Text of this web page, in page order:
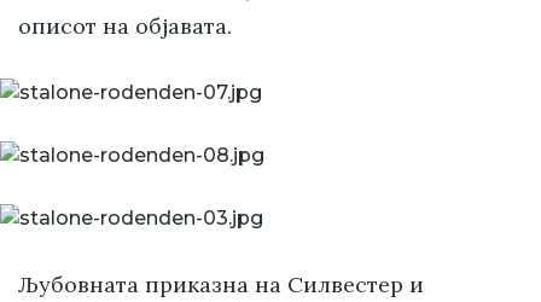
описот на објавата.
Љубовната приказна на Силвестер и